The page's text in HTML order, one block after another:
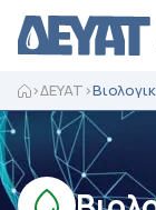
>ΔΕΥΑΤ>